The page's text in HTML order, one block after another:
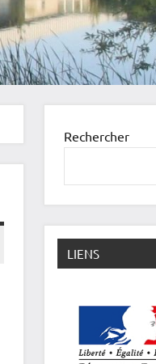
Rechercher
LIENS